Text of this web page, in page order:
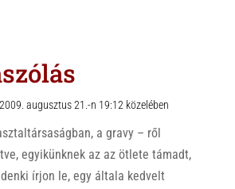
o
2009. augusztus 21.-n 19:12 közelében
a gravy – ről
egyikünknek az az ötlete támadt,
írjon le, egy általa kedvelt